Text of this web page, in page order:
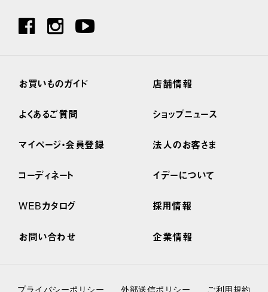
お買いものガイド
よくあるご質問
マイページ・会員登録
コーディネート
WEBカタログ
お問い合わせ
店舗情報
ショップニュース
法人のお客さま
イデーについて
採用情報
企業情報
プライバシーポリシー 外部送信ポリシー ご利用規約